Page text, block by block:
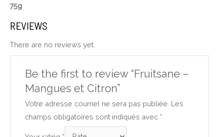
75g
REVIEWS
There are no reviews yet.
Be the first to review “Fruitsane –
Mangues et Citron”
Votre adresse courriel ne sera pas publiée. Les
champs obligatoires sont indiqués avec *